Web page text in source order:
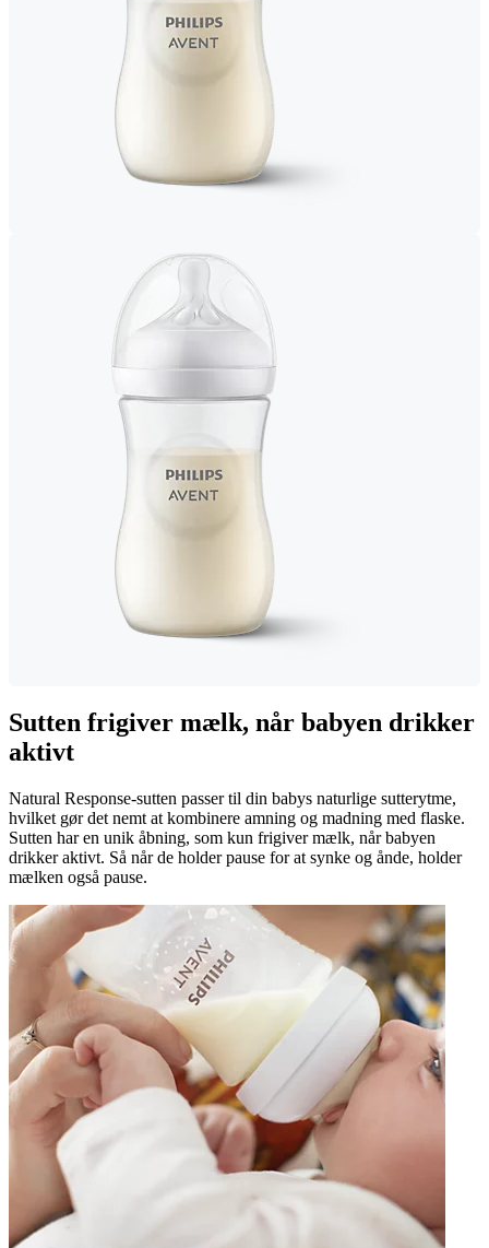
Sutten frigiver mælk, når babyen drikker
aktivt
Natural Response-sutten passer til din babys naturlige sutterytme,
hvilket gør det nemt at kombinere amning og madning med flaske.
Sutten har en unik åbning, som kun frigiver mælk, når babyen
drikker aktivt. Så når de holder pause for at synke og ånde, holder
mælken også pause.